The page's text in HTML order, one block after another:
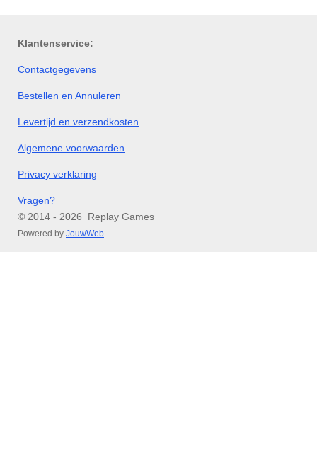
Klantenservice:
Contactgegevens
Bestellen en Annuleren
Levertijd en verzendkosten
Algemene voorwaarden
Privacy verklaring
Vragen?
© 2014 - 2026 Replay Games
Powered by JouwWeb